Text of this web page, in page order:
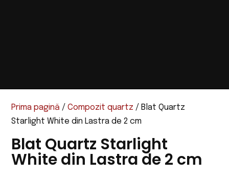
Prima pagină /Compozit quartz / Blat Quartz
Starlight White din Lastra de 2 cm
Blat Quartz Starlight
White din Lastra de 2 cm